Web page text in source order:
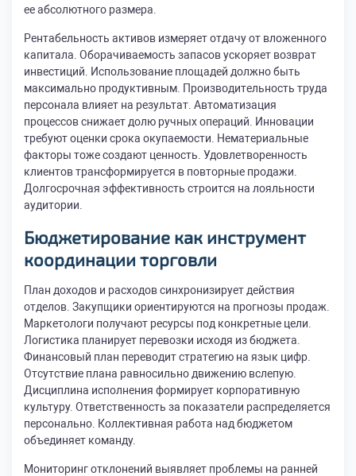
ее абсолютного размера.
Рентабельность активов измеряет отдачу от вложенного
капитала. Оборачиваемость запасов ускоряет возврат
инвестиций. Использование площадей должно быть
максимально продуктивным. Производительность труда
персонала влияет на результат. Автоматизация
процессов снижает долю ручных операций. Инновации
требуют оценки срока окупаемости. Нематериальные
факторы тоже создают ценность. Удовлетворенность
клиентов трансформируется в повторные продажи.
Долгосрочная эффективность строится на лояльности
аудитории.
Бюджетирование как инструмент
координации торговли
План доходов и расходов синхронизирует действия
отделов. Закупщики ориентируются на прогнозы продаж.
Маркетологи получают ресурсы под конкретные цели.
Логистика планирует перевозки исходя из бюджета.
Финансовый план переводит стратегию на язык цифр.
Отсутствие плана равносильно движению вслепую.
Дисциплина исполнения формирует корпоративную
культуру. Ответственность за показатели распределяется
персонально. Коллективная работа над бюджетом
объединяет команду.
Мониторинг отклонений выявляет проблемы на ранней